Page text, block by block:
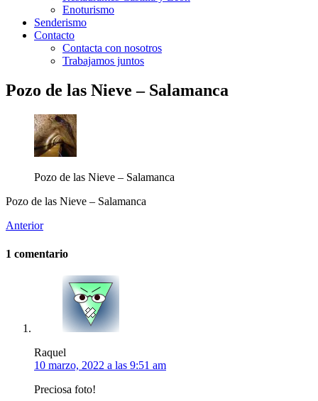
Enoturismo
Senderismo
Contacto
Contacta con nosotros
Trabajamos juntos
Pozo de las Nieve – Salamanca
Pozo de las Nieve – Salamanca
Pozo de las Nieve – Salamanca
Anterior
1 comentario
Raquel
10 marzo, 2022 a las 9:51 am
Preciosa foto!